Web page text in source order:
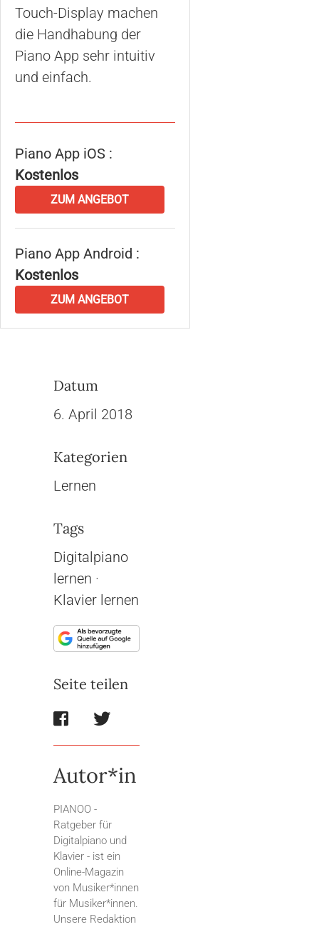
Touch-Display machen
die Handhabung der
Piano App sehr intuitiv
und einfach.
Piano App iOS :
Kostenlos
ZUM ANGEBOT
Piano App Android :
Kostenlos
ZUM ANGEBOT
Datum
6. April 2018
Kategorien
Lernen
Tags
Digitalpiano
lernen ·
Klavier lernen
Seite teilen
Autor*in
PIANOO -
Ratgeber für
Digitalpiano und
Klavier - ist ein
Online-Magazin
von Musiker*innen
für Musiker*innen.
Unsere Redaktion